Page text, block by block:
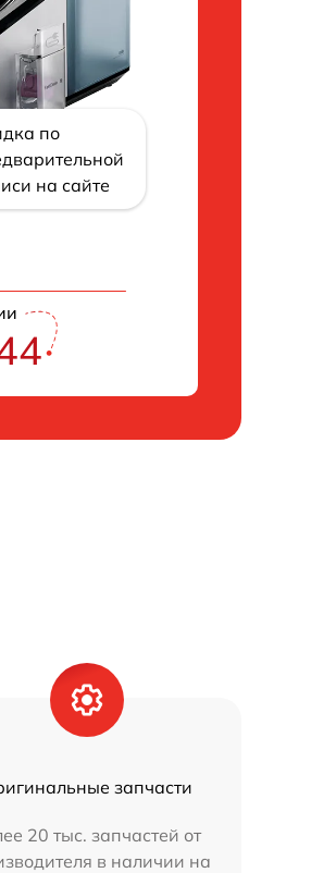
по
на сайте
запчасти
20 тыс. запчастей от
в наличии на